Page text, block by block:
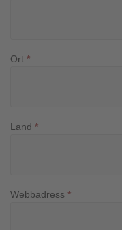
Ort *
Land *
Webbadress *